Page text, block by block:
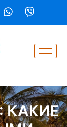
КАКИЕ